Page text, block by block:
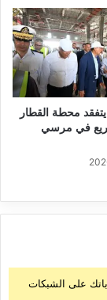
محطة القطار
في مرسي
على الشبكات